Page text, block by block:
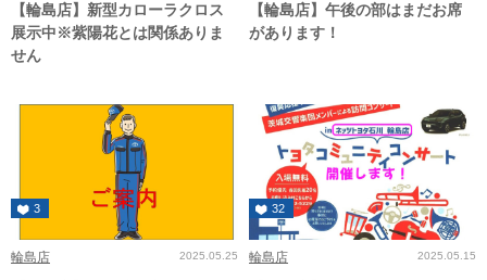
【輪島店】新型カローラクロス
展示中※紫陽花とは関係ありま
せん
【輪島店】午後の部はまだお席
があります！
3
輪島店 2025.05.25
32
輪島店 2025.05.15